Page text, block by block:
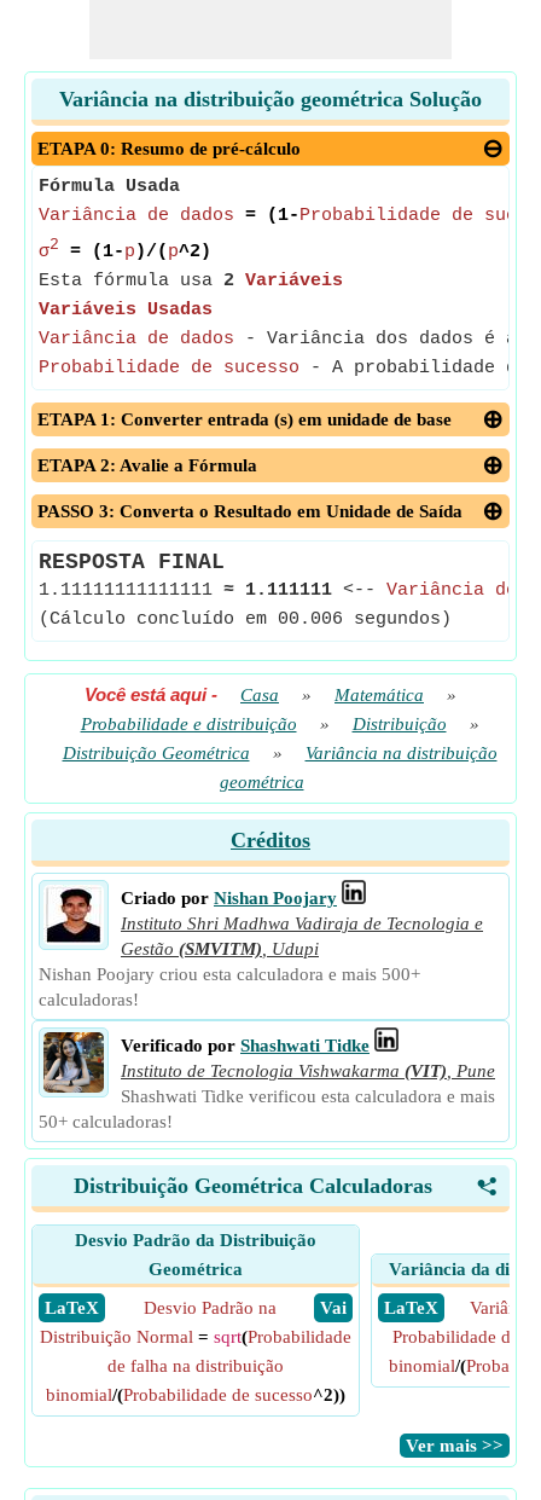
Variância na distribuição geométrica Solução
ETAPA 0: Resumo de pré-cálculo
Fórmula Usada
Variância de dados = (1-Probabilidade de
σ2 = (1-p )/( p^2)
Esta fórmula usa 2 Variáveis
Variáveis Usadas
Variância de dados - Variância dos dados é a
Probabilidade de sucesso - A probabilidade de
ETAPA 1: Converter entrada (s) em unidade de base
ETAPA 2: Avalie a Fórmula
PASSO 3: Converta o Resultado em Unidade de Saída
RESPOSTA FINAL
1.11111111111111 ≈ 1.111111 <-- Variância de
(Cálculo concluído em 00.006 segundos)
Você está aqui- Casa » Matemática
»
Probabilidade e distribuição
» Distribuição
»
Distribuição Geométrica
»
Variância na distribuição
geométrica
Créditos
Criado por Nishan Poojary
Instituto Shri Madhwa Vadiraja de Tecnologia e
Gestão (SMVITM)
Udupi
Nishan Poojary criou esta calculadora e mais 500+
calculadoras!
Verificado por Shashwati Tidke
Instituto de Tecnologia Vishwakarma (VIT)
Pune
Shashwati Tidke verificou esta calculadora e mais
50+ calculadoras!
<
Distribuição Geométrica Calculadoras
Desvio Padrão da Distribuição
Geométrica
​ LaTeX
​ Vai
Desvio Padrão na
Distribuição Normal = sqrt(Probabilidade
de falha na distribuição
binomial/(Probabilidade de sucesso^2))
Variância da
​ LaTeX
Probabilidade de
binomial/(
​Ver mais >>